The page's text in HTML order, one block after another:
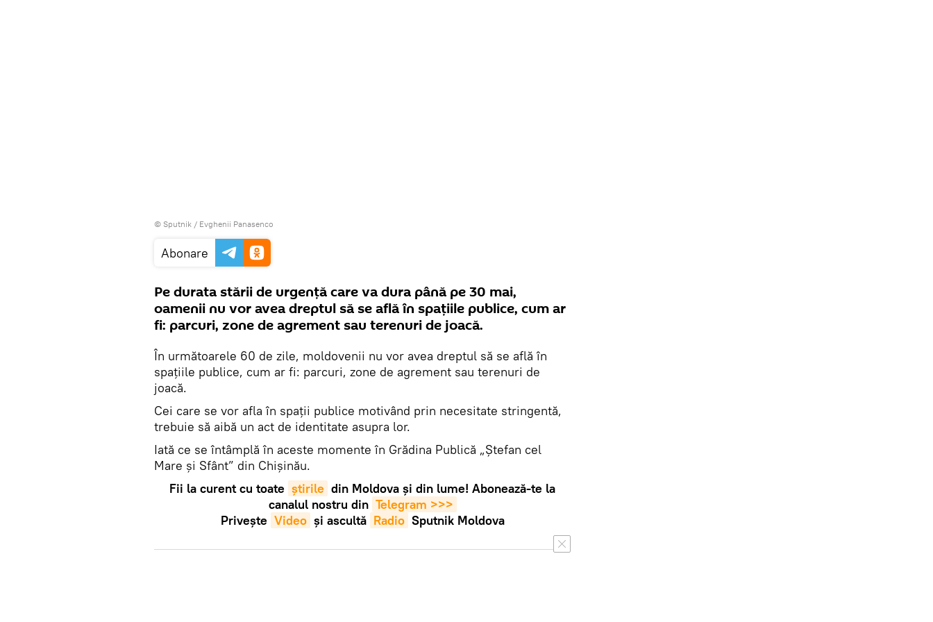
© Sputnik / Evghenii Panasenco
Abonare
Pe durata stării de urgență care va dura până pe 30 mai,
oamenii nu vor avea dreptul să se află în spațiile publice, cum ar
fi: parcuri, zone de agrement sau terenuri de joacă.
În următoarele 60 de zile, moldovenii nu vor avea dreptul să se află în
spațiile publice, cum ar fi: parcuri, zone de agrement sau terenuri de
joacă.
Cei care se vor afla în spații publice motivând prin necesitate stringentă,
trebuie să aibă un act de identitate asupra lor.
Iată ce se întâmplă în aceste momente în Grădina Publică „Ștefan cel
Mare și Sfânt” din Chișinău.
Fii la curent cu toate știrile din Moldova și din lume! Abonează-te la
canalul nostru din Telegram >>>
Privește Video și ascultă Radio Sputnik Moldova